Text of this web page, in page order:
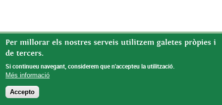
Per millorar els nostres serveis utilitzem galetes pròpies i
de tercers.
Si continueu navegant, considerem que n'accepteu la utilització.
Més informació
Accepto